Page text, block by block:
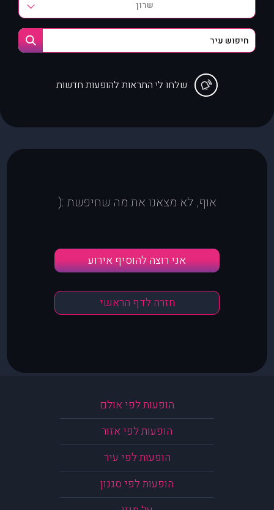
שרון
שלחו לי התראות להופעות חדשות
אוף, לא מצאנו את מה שחיפשת :(
אני רוצה להוסיף אירוע
חזרה לדף הראשי
הופעות לפי אולם
הופעות לפי אזור
הופעות לפי עיר
הופעות לפי סגנון